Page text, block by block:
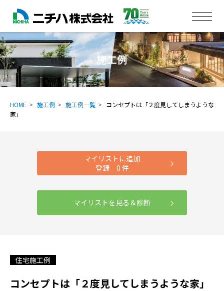
施工例
HOME 施工例 施工例一覧
コンセプトは「２度見してしまうような
家」
マイリストに追加
登録 0 件
マイリストを見る＆診断
住宅施工例
コンセプトは「２度見してしまうような家」